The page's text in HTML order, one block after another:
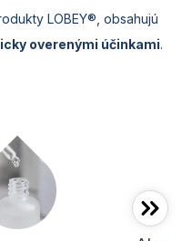
LOBEY®, obsahujú
overenými účinkami.